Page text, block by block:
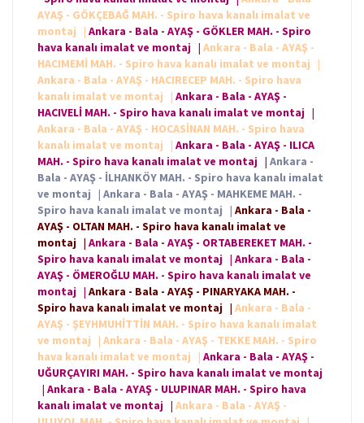
AYAŞ - GÖKÇEBAĞ MAH. - Spiro hava kanalı imalat ve
montaj
| Ankara - Bala - AYAŞ - GÖKLER MAH. - Spiro
hava kanalı imalat ve montaj | Ankara - Bala - AYAŞ -
HACIMEMİ MAH. - Spiro hava kanalı imalat ve montaj
|
Ankara - Bala - AYAŞ - HACIRECEP MAH. - Spiro hava
kanalı imalat ve montaj
| Ankara - Bala - AYAŞ -
HACIVELİ MAH. - Spiro hava kanalı imalat ve montaj |
Ankara - Bala - AYAŞ - HOCASİNAN MAH. - Spiro hava
kanalı imalat ve montaj
| Ankara - Bala - AYAŞ - ILICA
MAH. - Spiro hava kanalı imalat ve montaj | Ankara -
Bala - AYAŞ - İLHANKÖY MAH. - Spiro hava kanalı imalat
ve montaj | Ankara - Bala - AYAŞ - MAHKEME MAH. -
Spiro hava kanalı imalat ve montaj | Ankara - Bala -
AYAŞ - OLTAN MAH. - Spiro hava kanalı imalat ve
montaj | Ankara - Bala - AYAŞ - ORTABEREKET MAH. -
Spiro hava kanalı imalat ve montaj | Ankara - Bala -
AYAŞ - ÖMEROĞLU MAH. - Spiro hava kanalı imalat ve
montaj | Ankara - Bala - AYAŞ - PINARYAKA MAH. -
Spiro hava kanalı imalat ve montaj | Ankara - Bala -
AYAŞ - ŞEYHMUHİTTİN MAH. - Spiro hava kanalı imalat
ve montaj
| Ankara - Bala - AYAŞ - TEKKE MAH. - Spiro
hava kanalı imalat ve montaj
| Ankara - Bala - AYAŞ -
UĞURÇAYIRI MAH. - Spiro hava kanalı imalat ve montaj
| Ankara - Bala - AYAŞ - ULUPINAR MAH. - Spiro hava
kanalı imalat ve montaj | Ankara - Bala - AYAŞ -